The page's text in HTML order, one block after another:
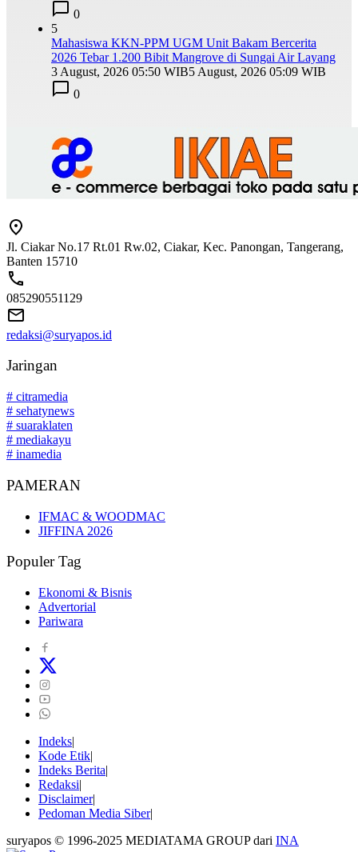
0
5
Mahasiswa KKN-PPM UGM Unit Bakam Bercerita
2026 Tebar 1.200 Bibit Mangrove di Sungai Air Layang
3 August, 2026 05:50 WIB5 August, 2026 05:09 WIB
0
Jl. Ciakar No.17 Rt.01 Rw.02, Ciakar, Kec. Panongan, Tangerang,
Banten 15710
085290551129
redaksi@suryapos.id
Jaringan
# citramedia
# sehatynews
# suaraklaten
# mediakayu
# inamedia
PAMERAN
IFMAC & WOODMAC
JIFFINA 2026
Populer Tag
Ekonomi & Bisnis
Advertorial
Pariwara
Indeks
Kode Etik
Indeks Berita
Redaksi
Disclaimer
Pedoman Media Siber
suryapos © 1996-2025 MEDIATAMA GROUP dari INA